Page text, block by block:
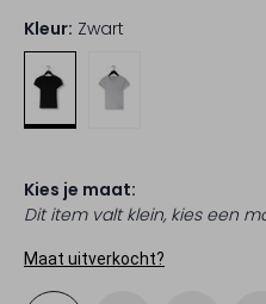
Kleur: Zwart
Kies je maat:
Dit item valt klein, kies een
Maat uitverkocht?